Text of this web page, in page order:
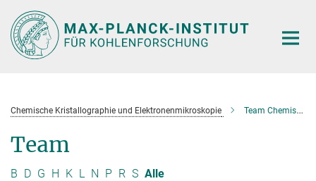
Hauptinhalt
Chemische Kristallographie und Elektronenmikroskopie Team Chemische Kristallographie und Elektronenmikroskopie
Team
B D G H K L N P R S Alle